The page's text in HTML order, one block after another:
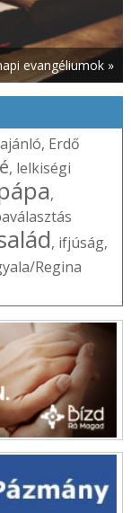
evangéliumok »
, Erdő
, lelkiségi
,
, ifjúság,
Regina